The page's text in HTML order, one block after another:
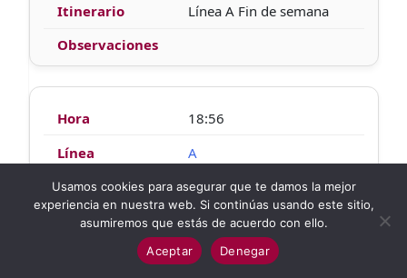
Línea A Fin de semana
18:56
A
Línea A Fin de semana
Usamos cookies para asegurar que te damos la mejor
experiencia en nuestra web. Si continúas usando este sitio,
asumiremos que estás de acuerdo con ello.
Aceptar
Denegar